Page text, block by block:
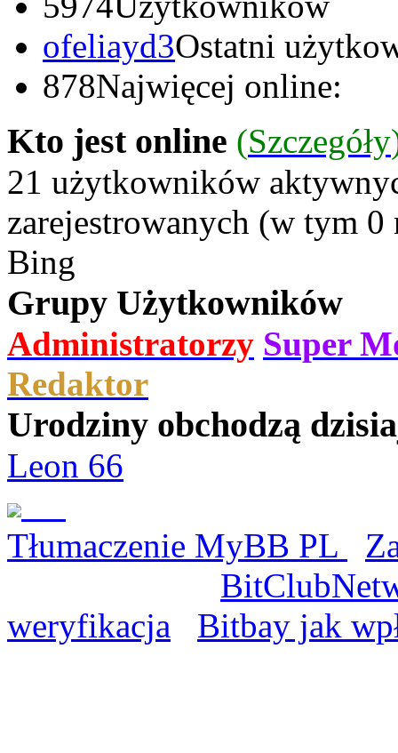
ofeliayd3Ostatni
878Najwięcej online:
Kto jest online (Szczegóły
21 użytkowników
zarejestrowanych (w tym
Bing
Grupy Użytkowników
Administratorzy Super
Redaktor
Urodziny obchodzą
Leon 66
Tłumaczenie MyBB PL
weryfikacja
Bitbay jak